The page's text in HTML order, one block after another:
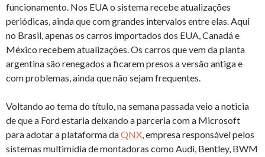
funcionamento. Nos EUA o sistema recebe atualizações
periódicas, ainda que com grandes intervalos entre elas. Aqui
no Brasil, apenas os carros importados dos EUA, Canadá e
México recebem atualizações. Os carros que vem da planta
argentina são renegados a ficarem presos a versão antiga e
com problemas, ainda que não sejam frequentes.
Voltando ao tema do título, na semana passada veio a noticia
de que a Ford estaria deixando a parceria com a Microsoft
para adotar a plataforma daQNX , empresa responsável pelos
sistemas multimídia de montadoras como Audi, Bentley, BWM